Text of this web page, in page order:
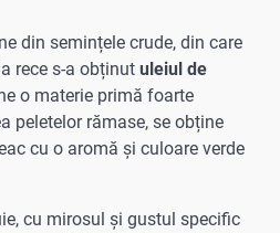
din semințele crude, din care
rece s-a obținut uleiul de
o materie primă foarte
peletelor rămase, se obține
cu o aromă și culoare verde
cu mirosul și gustul specific